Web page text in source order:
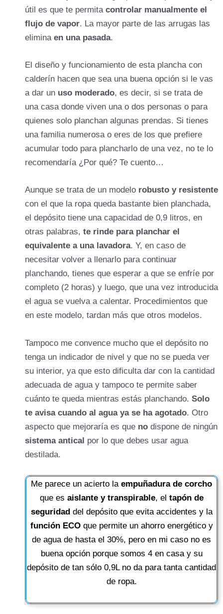
reposa plancha
no
autonomía ilimitada
no
sujeción
pocos orificios
recogecables.
útil es que te permita controlar manualmente el
flujo de vapor. La mayor parte de las arrugas las
elimina en una pasada.
El diseño y funcionamiento de esta plancha con
calderín hacen que sea una buena opción si le vas
a dar un uso moderado, es decir, si se trata de
una casa donde viven una o dos personas o para
quienes solo planchan algunas prendas. Si tienes
una familia numerosa o eres de los que prefiere
acumular todo para plancharlo de una vez, no te lo
recomendaría ¿Por qué? Te cuento…
Aunque se trata de un modelo robusto y resistente
con el que la ropa queda bastante bien planchada,
el depósito tiene una capacidad de 0,9 litros, en
otras palabras, te rinde para planchar el
equivalente a una lavadora. Y, en caso de
necesitar volver a llenarlo para continuar
planchando, tienes que esperar a que se enfríe por
completo (2 horas) y luego, que una vez introducida
el agua se vuelva a calentar. Procedimientos que
en este modelo, tardan más que otros modelos.
Tampoco me convence mucho que el depósito no
tenga un indicador de nivel y que no se pueda ver
su interior, ya que esto dificulta dar con la cantidad
adecuada de agua y tampoco te permite saber
cuánto te queda mientras estás planchando. Solo
te avisa cuando al agua ya se ha agotado. Otro
aspecto que mejoraría es que no dispone de ningún
sistema antical por lo que debes usar agua
destilada.
Me parece un acierto ​​la empuñadura de corcho
que es aislante y transpirable, el tapón de
seguridaddel depósito que evita accidentes y la
función ECOque permite un ahorro energético y
de agua de hasta el 30%, pero en mi caso no es
buena opción porque somos 4 en casa y su
depósito de tan sólo 0,9L no da para tanta cantidad
de ropa.